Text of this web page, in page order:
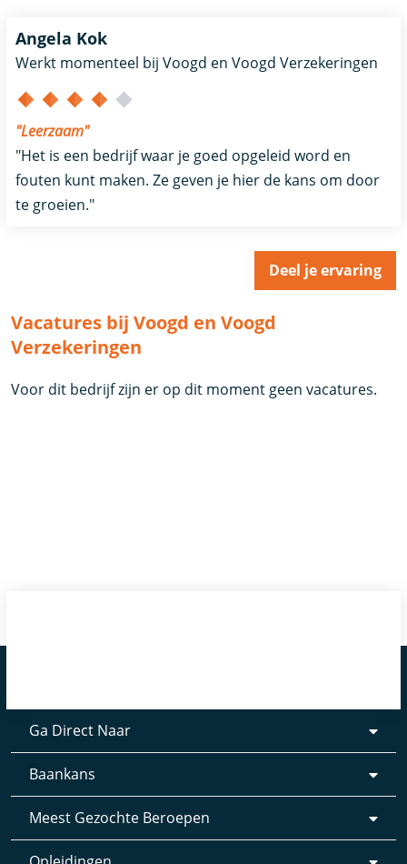
Angela Kok
Werkt momenteel bij Voogd en Voogd Verzekeringen
"Leerzaam"
"Het is een bedrijf waar je goed opgeleid word en
fouten kunt maken. Ze geven je hier de kans om door
te groeien."
Deel je ervaring
Vacatures bij Voogd en Voogd
Verzekeringen
Voor dit bedrijf zijn er op dit moment geen vacatures.
Ga Direct Naar
Baankans
Meest Gezochte Beroepen